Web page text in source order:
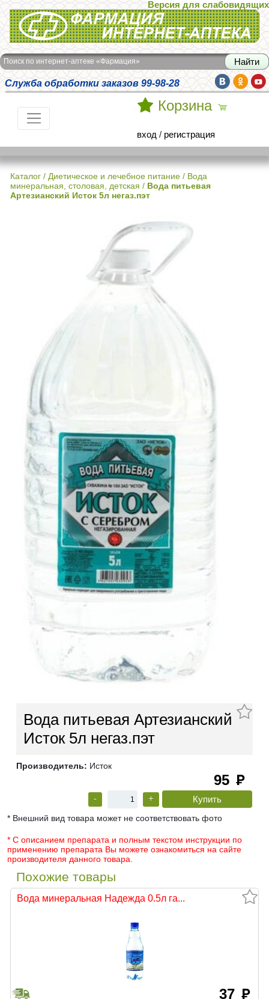
Интернет-аптека Фармация
Версия для слабовидящих
Поиск по интернет-аптеке «Фармация»
Служба обработки заказов 99-98-28
Корзина
вход / регистрация
Каталог / Диетическое и лечебное питание / Вода
минеральная, столовая, детская / Вода питьевая
Артезианский Исток 5л негаз.пэт
Вода питьевая Артезианский
Исток 5л негаз.пэт
Производитель: Исток
95 руб
- +
* Внешний вид товара может не соответствовать фото
* С описанием препарата и полным текстом инструкции по
применению препарата Вы можете ознакомиться на сайте
производителя данного товара.
Похожие товары
Вода минеральная Надежда 0.5л га...
37 руб